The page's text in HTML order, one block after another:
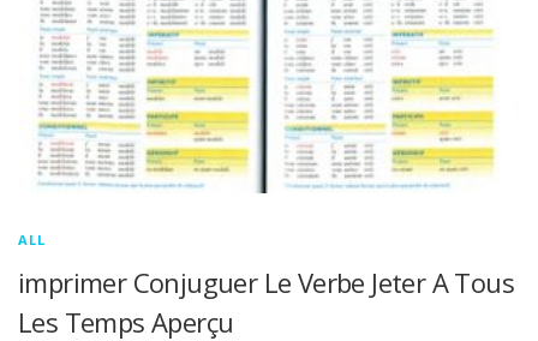
ALL
imprimer Conjuguer Le Verbe Jeter A Tous
Les Temps Aperçu